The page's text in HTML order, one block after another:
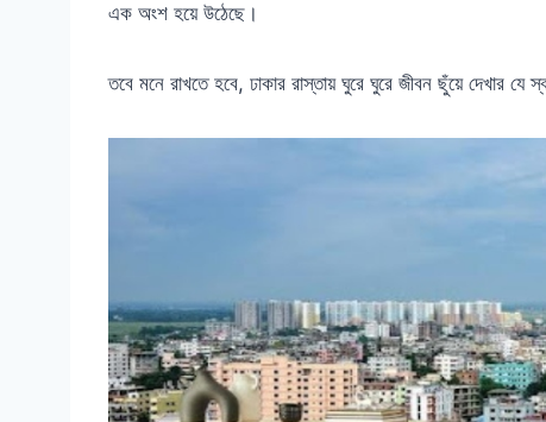
এক অংশ হয়ে উঠেছে।
তবে মনে রাখতে হবে, ঢাকার রাস্তায় ঘুরে ঘুরে জীবন ছুঁয়ে দেখার যে